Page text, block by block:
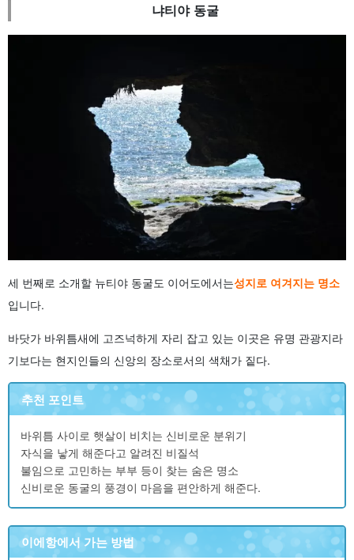
냐티야 동굴
세 번째로 소개할 뉴티야 동굴도 이어도에서는성지로 여겨지는 명소
입니다.
바닷가 바위틈새에 고즈넉하게 자리 잡고 있는 이곳은 유명 관광지라
기보다는 현지인들의 신앙의 장소로서의 색채가 짙다.
추천 포인트
바위틈 사이로 햇살이 비치는 신비로운 분위기
자식을 낳게 해준다고 알려진 비질석
불임으로 고민하는 부부 등이 찾는 숨은 명소
신비로운 동굴의 풍경이 마음을 편안하게 해준다.
이에항에서 가는 방법